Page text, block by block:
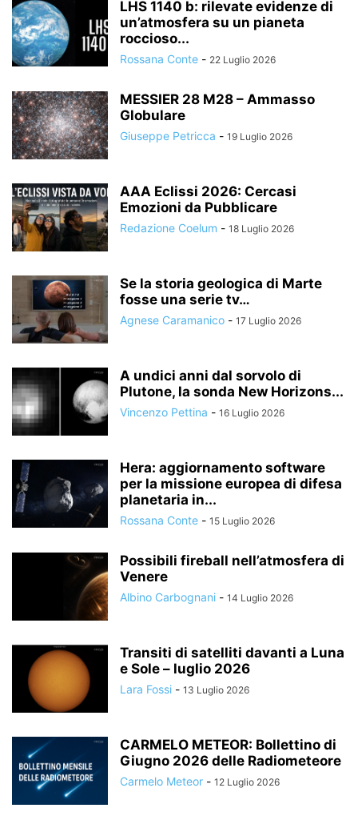
LHS 1140 b: rilevate evidenze di
un’atmosfera su un pianeta
roccioso...
Rossana Conte - 22 Luglio 2026
MESSIER 28 M28 – Ammasso
Globulare
Giuseppe Petricca - 19 Luglio 2026
AAA Eclissi 2026: Cercasi
Emozioni da Pubblicare
Redazione Coelum - 18 Luglio 2026
Se la storia geologica di Marte
fosse una serie tv…
Agnese Caramanico - 17 Luglio 2026
A undici anni dal sorvolo di
Plutone, la sonda New Horizons...
Vincenzo Pettina - 16 Luglio 2026
Hera: aggiornamento software
per la missione europea di difesa
planetaria in...
Rossana Conte - 15 Luglio 2026
Possibili fireball nell’atmosfera di
Venere
Albino Carbognani - 14 Luglio 2026
Transiti di satelliti davanti a Luna
e Sole – luglio 2026
Lara Fossi - 13 Luglio 2026
CARMELO METEOR: Bollettino di
Giugno 2026 delle Radiometeore
Carmelo Meteor - 12 Luglio 2026